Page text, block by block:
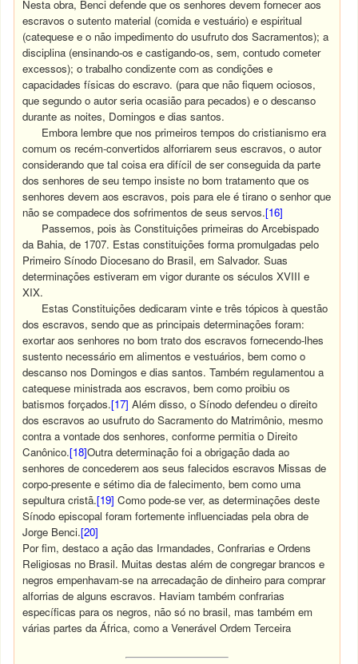
Nesta obra, Benci defende que os senhores devem fornecer aos
escravos o sutento material (comida e vestuário) e espiritual
(catequese e o não impedimento do usufruto dos Sacramentos); a
disciplina (ensinando-os e castigando-os, sem, contudo cometer
excessos); o trabalho condizente com as condições e
capacidades físicas do escravo. (para que não fiquem ociosos,
que segundo o autor seria ocasião para pecados) e o descanso
durante as noites, Domingos e dias santos.
Embora lembre que nos primeiros tempos do cristianismo era
comum os recém-convertidos alforriarem seus escravos, o autor
considerando que tal coisa era difícil de ser conseguida da parte
dos senhores de seu tempo insiste no bom tratamento que os
senhores devem aos escravos, pois para ele é tirano o senhor que
não se compadece dos sofrimentos de seus servos.[16]
Passemos, pois às Constituições primeiras do Arcebispado
da Bahia, de 1707. Estas constituições forma promulgadas pelo
Primeiro Sínodo Diocesano do Brasil, em Salvador. Suas
determinações estiveram em vigor durante os séculos XVIII e
XIX.
Estas Constituições dedicaram vinte e três tópicos à questão
dos escravos, sendo que as principais determinações foram:
exortar aos senhores no bom trato dos escravos fornecendo-lhes
sustento necessário em alimentos e vestuários, bem como o
descanso nos Domingos e dias santos. Também regulamentou a
catequese ministrada aos escravos, bem como proibiu os
batismos forçados.[17] Além disso, o Sínodo defendeu o direito
dos escravos ao usufruto do Sacramento do Matrimônio, mesmo
contra a vontade dos senhores, conforme permitia o Direito
Canônico.[18]Outra determinação foi a obrigação dada ao
senhores de concederem aos seus falecidos escravos Missas de
corpo-presente e sétimo dia de falecimento, bem como uma
sepultura cristã.[19] Como pode-se ver, as determinações deste
Sínodo episcopal foram fortemente influenciadas pela obra de
Jorge Benci.[20]
Por fim, destaco a ação das Irmandades, Confrarias e Ordens
Religiosas no Brasil. Muitas destas além de congregar brancos e
negros empenhavam-se na arrecadação de dinheiro para comprar
alforrias de alguns escravos. Haviam também confrarias
específicas para os negros, não só no brasil, mas também em
várias partes da África, como a Venerável Ordem Terceira